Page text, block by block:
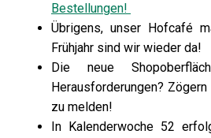
Bestellungen!
Übrigens, unser Hofcafé
Frühjahr sind wir wieder da!
Die neue
Herausforderungen?
zu melden!
In Kalenderwoche 52